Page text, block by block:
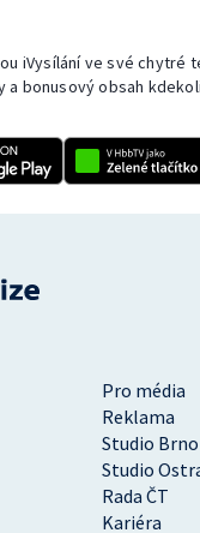
iVysílání ve své
bonusový obsah
Pro média
Reklama
Studio Brno
Studio
Rada ČT
Kariéra